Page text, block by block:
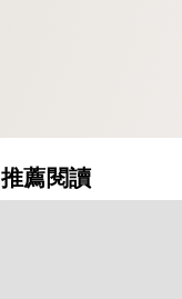
推薦閱讀